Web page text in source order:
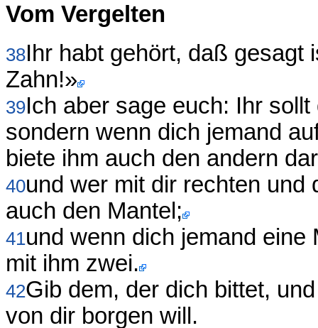
Vom Vergelten
38Ihr habt gehört, daß gesagt
Zahn!»
39Ich aber sage euch: Ihr
sondern wenn dich jemand
biete ihm auch den andern
40und wer mit dir rechten und
auch den Mantel;
41und wenn dich jemand
mit ihm zwei.
42Gib dem, der dich bittet,
von dir borgen will.